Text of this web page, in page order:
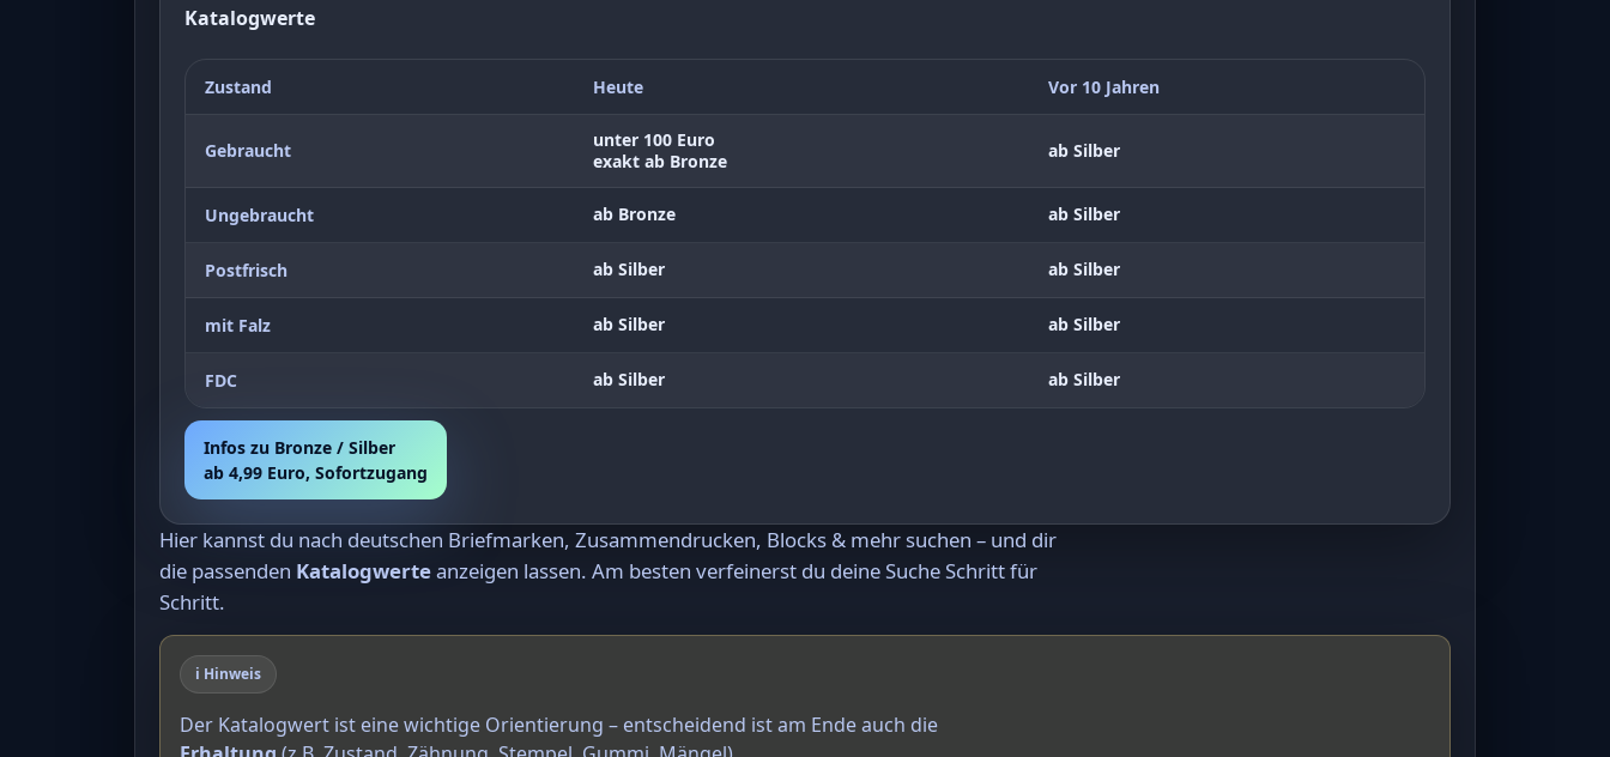
Katalogwerte
Zustand Heute Vor 10 Jahren
Gebraucht
unter 100 Euro
exakt ab Bronze
ab Silber
Ungebraucht ab Bronze ab Silber
Postfrisch ab Silber ab Silber
mit Falz ab Silber ab Silber
FDC ab Silber ab Silber
Infos zu Bronze / Silber
ab 4,99 Euro, Sofortzugang
Hier kannst du nach deutschen Briefmarken, Zusammendrucken, Blocks & mehr suchen – und dir
die passenden Katalogwerteanzeigen lassen. Am besten verfeinerst du deine Suche Schritt für
Schritt.
ℹ️ Hinweis
Der Katalogwert ist eine wichtige Orientierung – entscheidend ist am Ende auch die